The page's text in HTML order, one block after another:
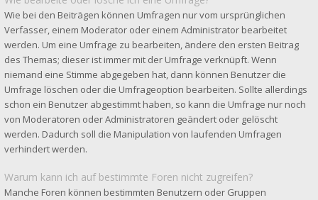
Wie bei den Beiträgen können Umfragen nur vom ursprünglichen
Verfasser, einem Moderator oder einem Administrator bearbeitet
werden. Um eine Umfrage zu bearbeiten, ändere den ersten Beitrag
des Themas; dieser ist immer mit der Umfrage verknüpft. Wenn
niemand eine Stimme abgegeben hat, dann können Benutzer die
Umfrage löschen oder die Umfrageoption bearbeiten. Sollte allerdings
schon ein Benutzer abgestimmt haben, so kann die Umfrage nur noch
von Moderatoren oder Administratoren geändert oder gelöscht
werden. Dadurch soll die Manipulation von laufenden Umfragen
verhindert werden.
Warum kann ich auf bestimmte Foren nicht zugreifen?
Manche Foren können bestimmten Benutzern oder Gruppen